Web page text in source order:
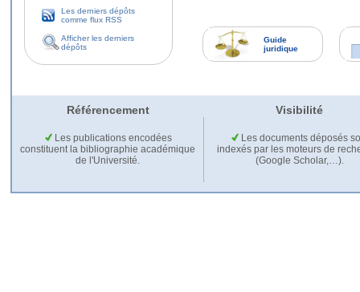
Les derniers dépôts
comme flux RSS
Afficher les derniers
dépôts
Guide
juridique
Référencement Visibilité
Les publications encodées
constituent la bibliographie académique
de l'Université.
Les documents déposés
indexés par les moteurs de
(Google Scholar,…).